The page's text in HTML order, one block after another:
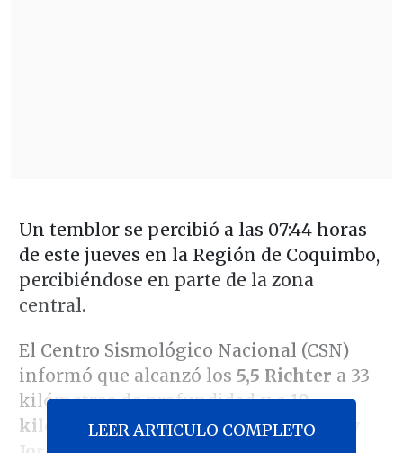
Un temblor se percibió a las 07:44 horas
de este jueves en la Región de Coquimbo,
percibiéndose en parte de la zona
central.
El Centro Sismológico Nacional (CSN)
informó que alcanzó los 5,5 Richter a 33
kilómetros de profundidad y a10
kilómetros al suroeste de Parque Fray
LEER ARTICULO COMPLETO